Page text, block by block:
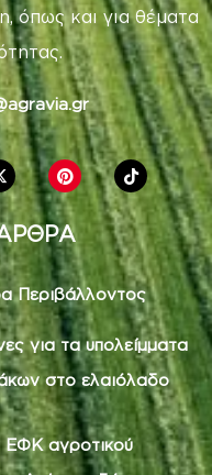
όπως και για θέματα
Περιβάλλοντος
για τα υπολείμματα
στο ελαιόλαδο
ΕΦΚ αγροτικού